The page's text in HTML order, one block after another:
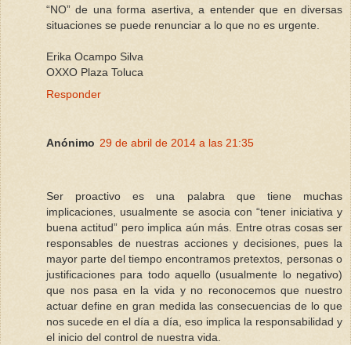
“NO” de una forma asertiva, a entender que en diversas
situaciones se puede renunciar a lo que no es urgente.
Erika Ocampo Silva
OXXO Plaza Toluca
Responder
Anónimo 29 de abril de 2014 a las 21:35
Ser proactivo es una palabra que tiene muchas
implicaciones, usualmente se asocia con “tener iniciativa y
buena actitud” pero implica aún más. Entre otras cosas ser
responsables de nuestras acciones y decisiones, pues la
mayor parte del tiempo encontramos pretextos, personas o
justificaciones para todo aquello (usualmente lo negativo)
que nos pasa en la vida y no reconocemos que nuestro
actuar define en gran medida las consecuencias de lo que
nos sucede en el día a día, eso implica la responsabilidad y
el inicio del control de nuestra vida.